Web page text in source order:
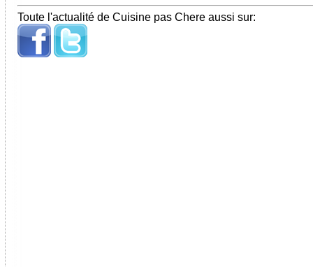
Toute l'actualité de Cuisine pas Chere aussi sur: